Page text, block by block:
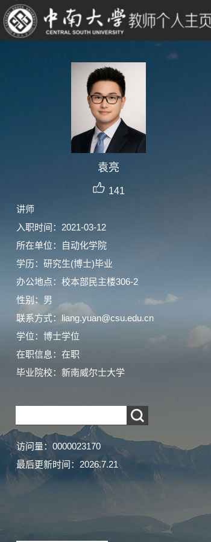
袁亮
141
讲师
入职时间：2021-03-12
所在单位：自动化学院
学历：研究生(博士)毕业
办公地点：校本部民主楼306-2
性别：男
联系方式：liang.yuan@csu.edu.cn
学位：博士学位
在职信息：在职
毕业院校：新南威尔士大学
访问量： 0000023170
最后更新时间： 2026.7.21